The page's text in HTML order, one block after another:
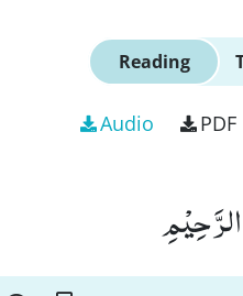
Reading
Audio PDF